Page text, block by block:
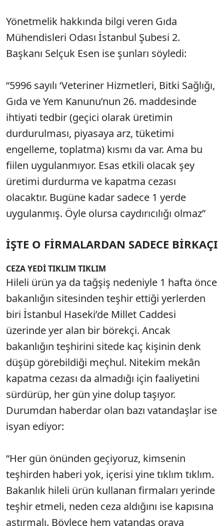
Yönetmelik hakkında bilgi veren Gıda
Mühendisleri Odası İstanbul Şubesi 2.
Başkanı Selçuk Esen ise şunları söyledi:
“5996 sayılı ‘Veteriner Hizmetleri, Bitki Sağlığı,
Gıda ve Yem Kanunu’nun 26. maddesinde
ihtiyati tedbir (geçici olarak üretimin
durdurulması, piyasaya arz, tüketimi
engelleme, toplatma) kısmı da var. Ama bu
fiilen uygulanmıyor. Esas etkili olacak şey
üretimi durdurma ve kapatma cezası
olacaktır. Bugüne kadar sadece 1 yerde
uygulanmış. Öyle olursa caydırıcılığı olmaz”
İŞTE O FİRMALARDAN SADECE BİRKAÇI
CEZA YEDİ TIKLIM TIKLIM
Hileli ürün ya da tağşiş nedeniyle 1 hafta önce
bakanlığın sitesinden teşhir ettiği yerlerden
biri İstanbul Haseki’de Millet Caddesi
üzerinde yer alan bir börekçi. Ancak
bakanlığın teşhirini sitede kaç kişinin denk
düşüp görebildiği meçhul. Nitekim mekân
kapatma cezası da almadığı için faaliyetini
sürdürüp, her gün yine dolup taşıyor.
Durumdan haberdar olan bazı vatandaşlar ise
isyan ediyor:
“Her gün önünden geçiyoruz, kimsenin
teşhirden haberi yok, içerisi yine tıklım tıklım.
Bakanlık hileli ürün kullanan firmaları yerinde
teşhir etmeli, neden ceza aldığını ise kapısına
astırmalı. Böylece hem vatandaş oraya